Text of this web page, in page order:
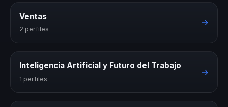
Ventas
2 perfiles
→
Inteligencia Artificial y Futuro del Trabajo
1 perfiles
→